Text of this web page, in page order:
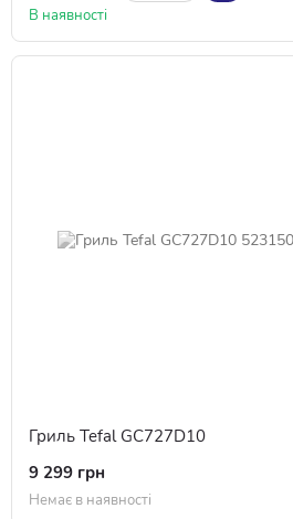
В наявності
Гриль Tefal GC727D10
9 299 грн
Немає в наявності